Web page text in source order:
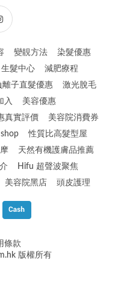
變靚方法
染髮優惠
生髮中心
減肥療程
離子直髮優惠
激光脫毛
入
美容優惠
真實評價
美容院消費券
性質比高髮型屋
天然有機護膚品推薦
Hifu 超聲波聚焦
美容院黑店 頭皮護理
條款
版權所有